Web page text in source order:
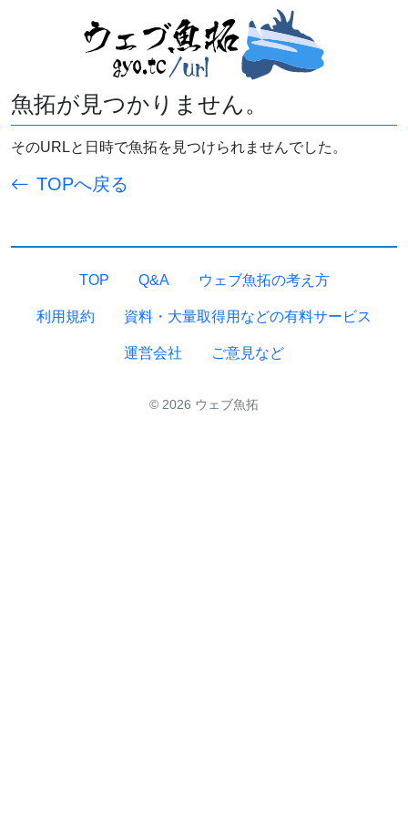
魚拓が見つかりません。
そのURLと日時で魚拓を見つけられませんでした。
TOPへ戻る
TOP Q&A ウェブ魚拓の考え方
利用規約 資料・大量取得用などの有料サービス
運営会社 ご意見など
© 2026 ウェブ魚拓